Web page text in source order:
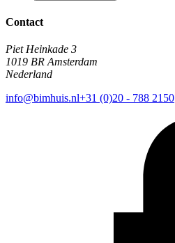
Contact
Piet Heinkade 3
1019 BR Amsterdam
Nederland
info@bimhuis.nl+31 (0)20 - 788 2150